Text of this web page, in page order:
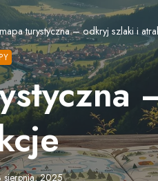
turystyczna – odkryj szlaki i
sierpnia, 2025